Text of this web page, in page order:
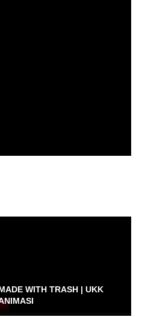
WITH TRASH | UKK